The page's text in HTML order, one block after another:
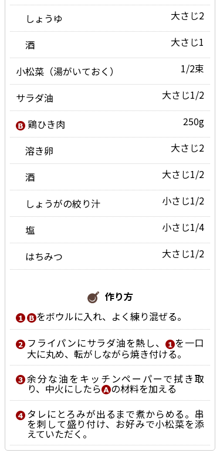
しょうゆ 大さじ2
酒 大さじ1
小松菜（湯がいておく） 1/2束
サラダ油 大さじ1/2
鶏ひき肉 250g
溶き卵 大さじ2
酒 大さじ1/2
しょうがの絞り汁 小さじ1/2
塩 小さじ1/4
はちみつ 大さじ1/2
作り方
をボウルに入れ、よく練り混ぜる。
フライパンにサラダ油を熱し、
を一口
大に丸め、転がしながら焼き付ける。
余分な油をキッチンペーパーで拭き取
り、中火にしたら
の材料を加える
タレにとろみが出るまで煮からめる。串
を刺して盛り付け、お好みで小松菜を添
えていただく。